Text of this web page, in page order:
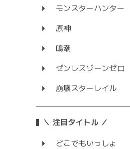
モンスターハンター
原神
鳴潮
ゼンレスゾーンゼロ
崩壊スターレイル
＼ 注目タイトル ／
どこでもいっしょ